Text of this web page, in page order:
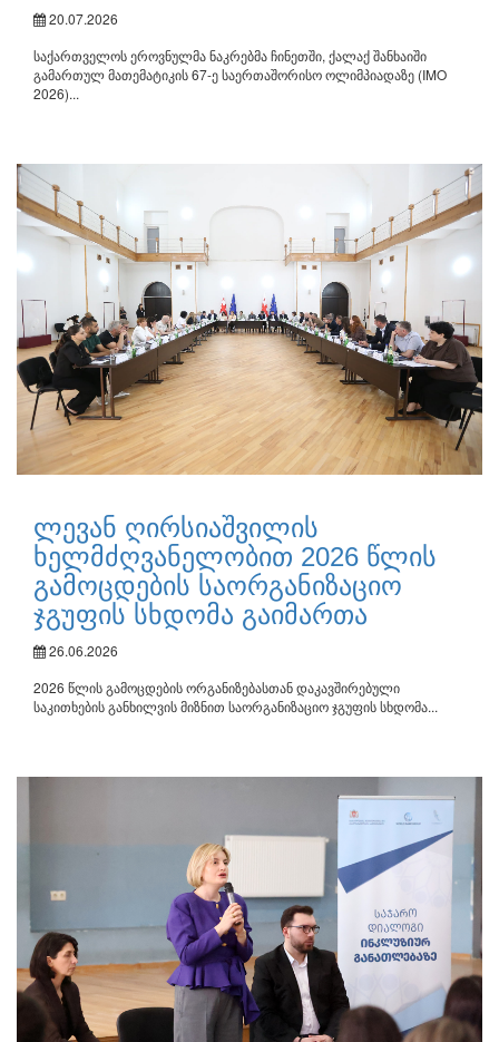
20.07.2026
საქართველოს ეროვნულმა ნაკრებმა ჩინეთში, ქალაქ შანხაიში
გამართულ მათემატიკის 67-ე საერთაშორისო ოლიმპიადაზე (IMO
2026)...
ლევან ღირსიაშვილის
ხელმძღვანელობით 2026 წლის
გამოცდების საორგანიზაციო
ჯგუფის სხდომა გაიმართა
26.06.2026
2026 წლის გამოცდების ორგანიზებასთან დაკავშირებული
საკითხების განხილვის მიზნით საორგანიზაციო ჯგუფის სხდომა...